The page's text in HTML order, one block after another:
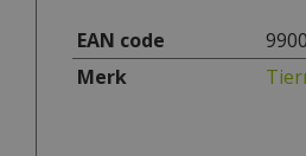
EAN code
Merk